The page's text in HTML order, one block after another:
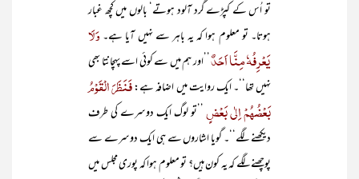
تو اُس کے کپڑے گرد آلود ہوتے‘ بالوں میں کچھ غبار
ہوتا۔ تو معلوم ہوا کہ یہ باہر سے نہیں آیا ہے۔وَلَا
یَعْرِفُہٗ مِنَّا اَحَدٌ ’’اور ہم میں سے کوئی اسے پہچانتا بھی
نہیں تھا‘‘۔ ایک روایت میں اضافہ ہے:فَنَظَرَ الْقَوْمُ
بَعْضُھُمْ اِلٰی بَعْضٍ ’’تو لوگ ایک دوسرے کی طرف
دیکھنے لگے‘‘۔ گویا اشاروں سے ہی ایک دوسرے سے
پوچھنے لگے کہ یہ کون ہیں؟ تو معلوم ہوا کہ پوری مجلس میں